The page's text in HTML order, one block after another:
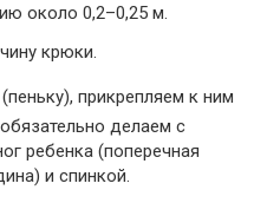
около 0,2–0,25 м.
крюки.
прикрепляем к ним
делаем с
ребенка (поперечная
и спинкой.